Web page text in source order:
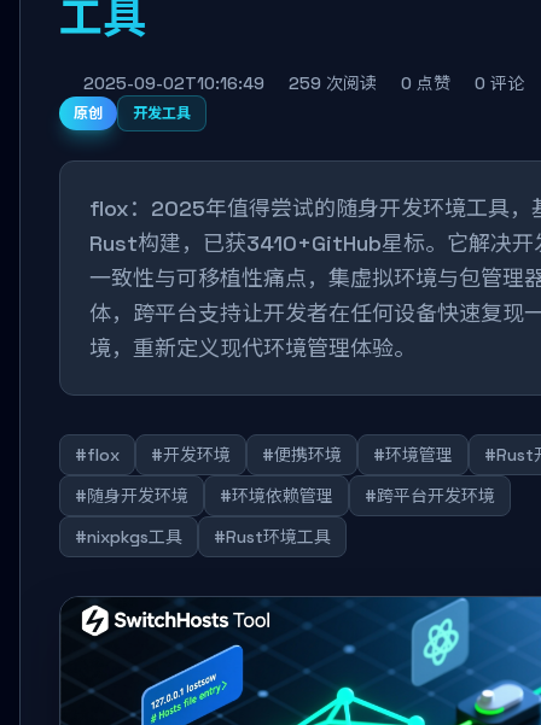
工具
2025-09-02T10:16:49 259 次阅读 0 点赞 0 评论
原创 开发工具
flox：2025年值得尝试的随身开发环境工具，
Rust构建，已获3410+GitHub星标。它解决开
一致性与可移植性痛点，集虚拟环境与包管理
体，跨平台支持让开发者在任何设备快速复现
境，重新定义现代环境管理体验。
#flox #开发环境 #便携环境 #环境管理
#Rust
#随身开发环境
#环境依赖管理
#跨平台开发环境
#nixpkgs工具
#Rust环境工具